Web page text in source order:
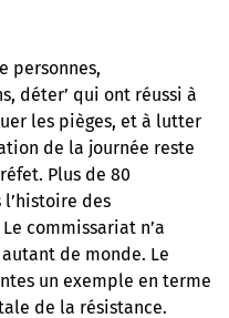
personnes,
déter’ qui ont réussi à
les pièges, et à lutter
de la journée reste
Plus de 80
des
commissariat n’a
de monde. Le
un exemple en terme
de la résistance.